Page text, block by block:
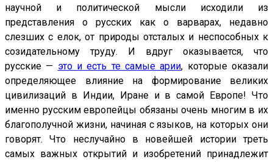
научной и политической мысли исходили из
представления о русских как о варварах, недавно
слезших с елок, от природы отсталых и неспособных к
созидательному труду. И вдруг оказывается, что
русские — это и есть те самые арии, которые оказали
определяющее влияние на формирование великих
цивилизаций в Индии, Иране и в самой Европе! Что
именно русским европейцы обязаны очень многим в их
благополучной жизни, начиная с языков, на которых они
говорят. Что неслучайно в новейшей истории треть
самых важных открытий и изобретений принадлежит